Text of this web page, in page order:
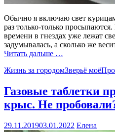
Обычно я включаю свет
раз только-только
времени в гнездах уже лежат
задумывалась, а сколько же
Читать дальше …
Жизнь за городомЗверьё моё
Газовые таблетки
крыс. Не
29.11.201903.01.2022 Елена